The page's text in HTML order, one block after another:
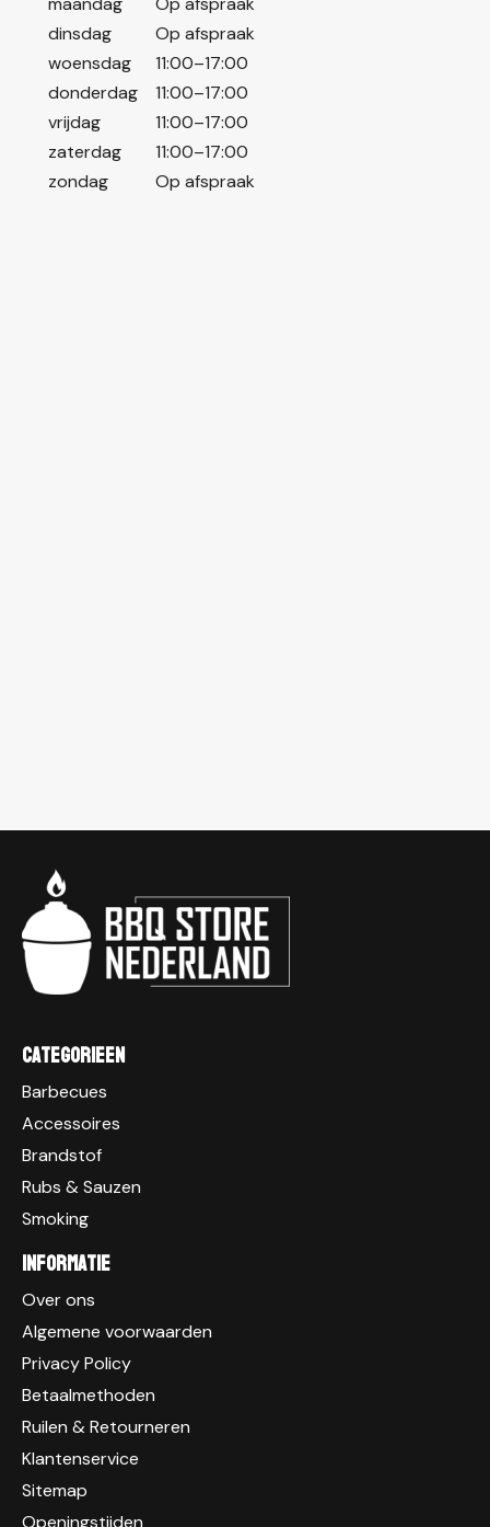
dinsdag
Op afspraak
woensdag
11:00–17:00
donderdag
11:00–17:00
vrijdag
11:00–17:00
zaterdag
11:00–17:00
zondag
Op afspraak
Categorieen
Barbecues
Accessoires
Brandstof
Rubs & Sauzen
Smoking
Informatie
Over ons
Algemene voorwaarden
Privacy Policy
Betaalmethoden
Ruilen & Retourneren
Klantenservice
Sitemap
Openingstijden